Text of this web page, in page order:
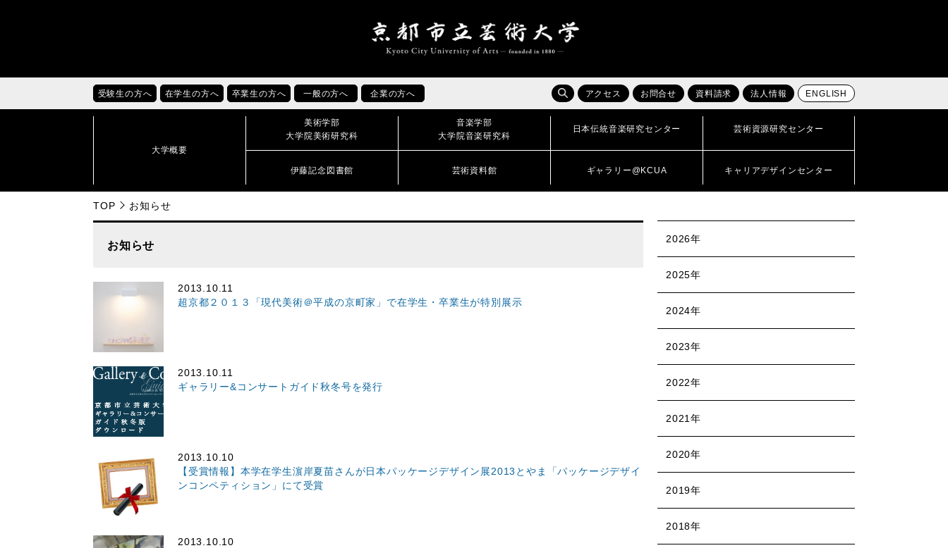
受験生の方へ 在学生の方へ 卒業生の方へ 一般の方へ 企業の方へ アクセス お問合せ 資料請求 法人情報 ENGLISH
大学概要
美術学部
大学院美術研究科
音楽学部
大学院音楽研究科
日本伝統音楽研究センター 芸術資源研究センター
伊藤記念図書館 芸術資料館 ギャラリー@KCUA キャリアデザインセンター
TOP お知らせ
お知らせ
2013.10.11
超京都２０１３「現代美術＠平成の京町家」で在学生・卒業生が特別展示
2013.10.11
ギャラリー&コンサートガイド秋冬号を発行
2013.10.10
【受賞情報】本学在学生濵岸夏苗さんが日本パッケージデザイン展2013とやま「パッケージデザイ
ンコンペティション」にて受賞
2013.10.10
2026年
2025年
2024年
2023年
2022年
2021年
2020年
2019年
2018年